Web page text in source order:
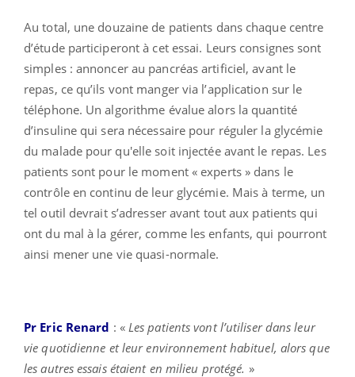
Au total, une douzaine de patients dans chaque centre
d’étude participeront à cet essai. Leurs consignes sont
simples : annoncer au pancréas artificiel, avant le
repas, ce qu’ils vont manger via l’application sur le
téléphone. Un algorithme évalue alors la quantité
d’insuline qui sera nécessaire pour réguler la glycémie
du malade pour qu'elle soit injectée avant le repas. Les
patients sont pour le moment « experts » dans le
contrôle en continu de leur glycémie. Mais à terme, un
tel outil devrait s’adresser avant tout aux patients qui
ont du mal à la gérer, comme les enfants, qui pourront
ainsi mener une vie quasi-normale.
Pr Eric Renard : « Les patients vont l’utiliser dans leur
vie quotidienne et leur environnement habituel, alors que
les autres essais étaient en milieu protégé. »